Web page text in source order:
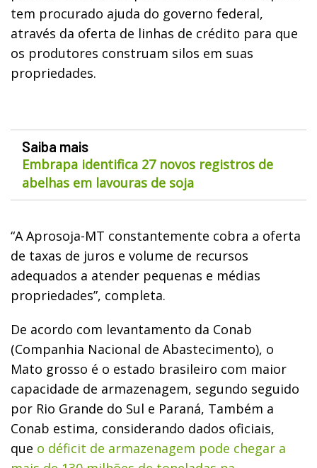
tem procurado ajuda do governo federal,
através da oferta de linhas de crédito para que
os produtores construam silos em suas
propriedades.
Saiba mais
Embrapa identifica 27 novos registros de
abelhas em lavouras de soja
“A Aprosoja-MT constantemente cobra a oferta
de taxas de juros e volume de recursos
adequados a atender pequenas e médias
propriedades”, completa.
De acordo com levantamento da Conab
(Companhia Nacional de Abastecimento), o
Mato grosso é o estado brasileiro com maior
capacidade de armazenagem, segundo seguido
por Rio Grande do Sul e Paraná, Também a
Conab estima, considerando dados oficiais,
que o déficit de armazenagem pode chegar a